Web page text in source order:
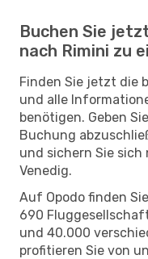
Buchen Sie
nach Rimini zu
Finden Sie jetzt die
und alle
benötigen. Geben
Buchung
und sichern Sie sich
Venedig.
Auf Opodo finden
690
und 40.000
profitieren Sie von